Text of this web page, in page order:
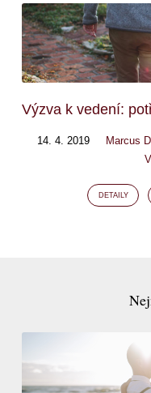
Výzva k vedení:
14. 4. 2019 Marcus
DETAILY